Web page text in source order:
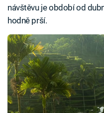
návštěvu je období od
hodně prší.